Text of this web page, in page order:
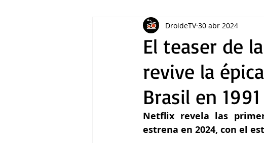
Comparte tu talento Relatos originales
Gastronomía Tecnología
El teaser de
revive la
Brasil en 1991
DroideTV 30 abr 2024
Netflix revela las
estrena en 2024, con el